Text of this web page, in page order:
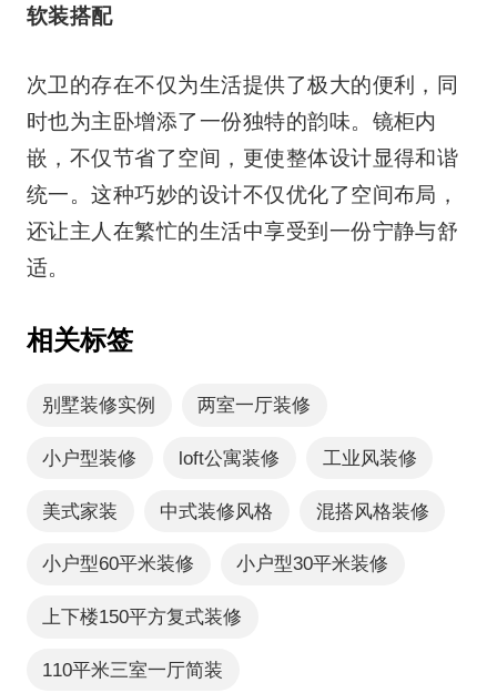
软装搭配
次卫的存在不仅为生活提供了极大的便利，同
时也为主卧增添了一份独特的韵味。镜柜内
嵌，不仅节省了空间，更使整体设计显得和谐
统一。这种巧妙的设计不仅优化了空间布局，
还让主人在繁忙的生活中享受到一份宁静与舒
适。
相关标签
别墅装修实例 两室一厅装修
小户型装修 loft公寓装修 工业风装修
美式家装 中式装修风格 混搭风格装修
小户型60平米装修 小户型30平米装修
上下楼150平方复式装修
110平米三室一厅简装